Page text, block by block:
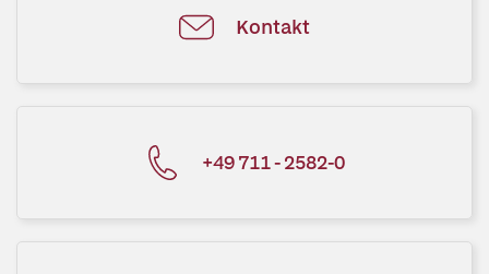
Kontakt
+49 711 - 2582-0